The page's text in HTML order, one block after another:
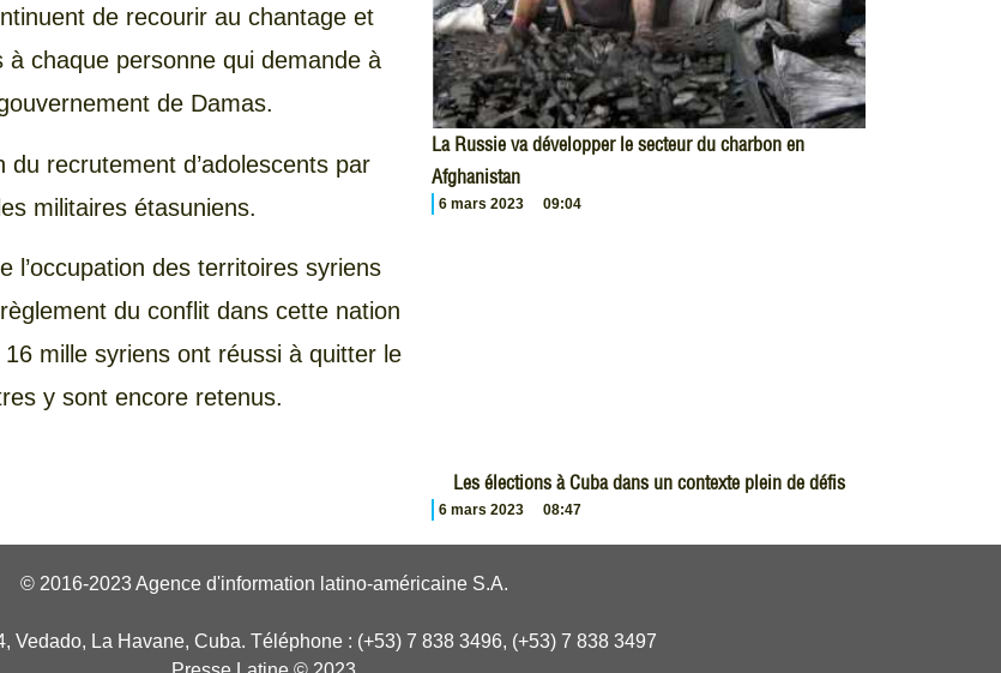
de recourir au chantage et
à chaque personne qui demande à
de Damas.
recrutement d’adolescents par
militaires étasuniens.
l’occupation des territoires syriens
du conflit dans cette nation
mille syriens ont réussi à quitter le
y sont encore retenus.
La Russie va développer le secteur du charbon en
Afghanistan
6 mars 2023 09:04
Les élections à Cuba dans un contexte plein de défis
6 mars 2023 08:47
© 2016-2023 Agence d'information latino-américaine S.A.
Vedado, La Havane, Cuba. Téléphone : (+53) 7 838 3496, (+53) 7 838 3497